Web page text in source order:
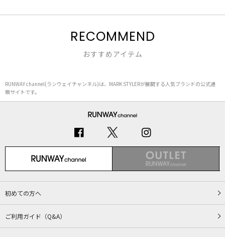
RECOMMEND
おすすめアイテム
RUNWAY channel(ランウェイチャンネル)は、MARK STYLERが展開する人気ブランドの公式通
販サイトです。
初めての方へ
ご利用ガイド（Q&A）